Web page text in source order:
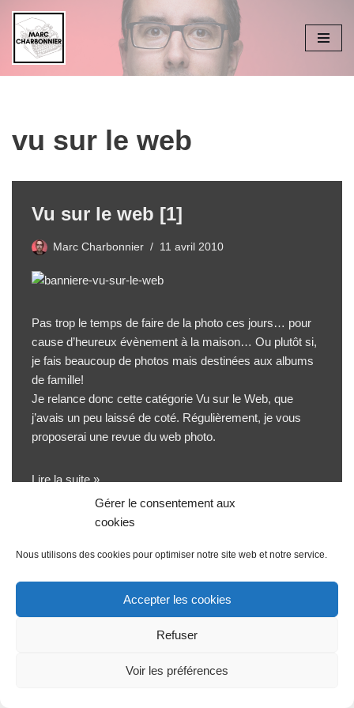
Gérer le consentement aux
cookies
Nous utilisons des cookies pour optimiser notre site web et notre service.
Accepter les cookies
Refuser
Voir les préférences
Aller
au
contenu
vu sur le web
Vu sur le web [1]
Marc Charbonnier 11 avril 2010
Pas trop le temps de faire de la photo ces jours… pour
cause d’heureux évènement à la maison… Ou plutôt si,
je fais beaucoup de photos mais destinées aux albums
de famille!
Je relance donc cette catégorie Vu sur le Web, que
j’avais un peu laissé de coté. Régulièrement, je vous
proposerai une revue du web photo.
Lire la suite »